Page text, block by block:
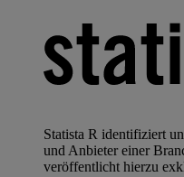
Statista R identifiziert
und Anbieter einer
veröffentlicht hierzu